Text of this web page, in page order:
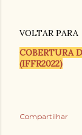
VOLTAR PARA
COBERTURA
(IFFR2022)
Compartilhar